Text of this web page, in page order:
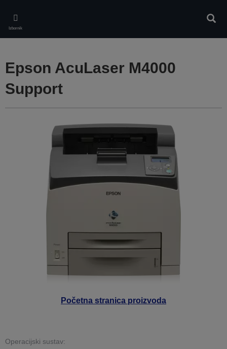
main
content
Izbornik
Početna stranica proizvoda
Epson AcuLaser M4000
Support
Operacijski sustav: